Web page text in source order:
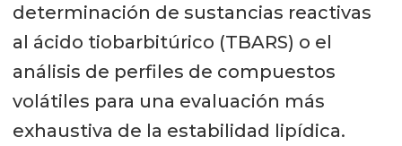
determinación de sustancias reactivas
al ácido tiobarbitúrico (TBARS) o el
análisis de perfiles de compuestos
volátiles para una evaluación más
exhaustiva de la estabilidad lipídica.